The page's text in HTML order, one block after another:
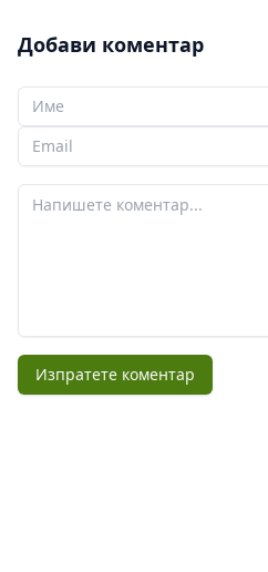
Добави коментар
Вашето име
Вашият имейл
Вашият коментар
Изпратете коментар